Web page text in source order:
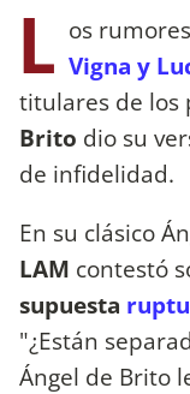
L os
Vigna y
titulares de los
Brito dio su
de infidelidad.
En su clásico
LAM contestó
supuesta
"¿Están
Ángel de Brito